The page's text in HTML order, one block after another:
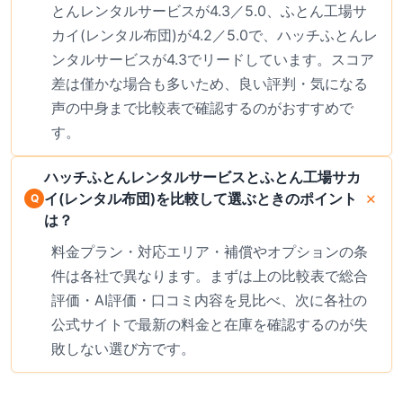
とんレンタルサービスが4.3／5.0、ふとん工場サ
カイ(レンタル布団)が4.2／5.0で、ハッチふとんレ
ンタルサービスが4.3でリードしています。スコア
差は僅かな場合も多いため、良い評判・気になる
声の中身まで比較表で確認するのがおすすめで
す。
ハッチふとんレンタルサービスとふとん工場サカ
イ(レンタル布団)を比較して選ぶときのポイント
は？
料金プラン・対応エリア・補償やオプションの条
件は各社で異なります。まずは上の比較表で総合
評価・AI評価・口コミ内容を見比べ、次に各社の
公式サイトで最新の料金と在庫を確認するのが失
敗しない選び方です。